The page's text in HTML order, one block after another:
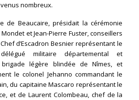
nombreux.
de Beaucaire, présidait la cérémonie
Mondet et Jean-Pierre Fuster, conseillers
d’Escadron Besnier représentant le
militaire départemental et
légère blindée de Nîmes, et
le colonel Jehanno commandant le
du capitaine Mascaro représentant le
et de Laurent Colombeau, chef de la